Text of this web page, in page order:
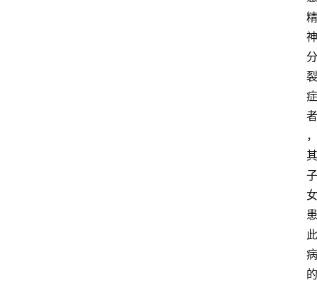
精
神
分
裂
症
者
，
其
子
女
患
此
病
的